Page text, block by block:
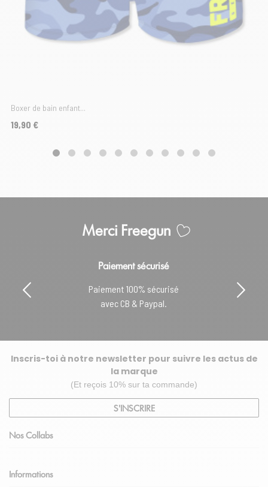
Boxer de bain enfant...
Prix
19,90 €
Merci Freegun
Paiement sécurisé
Paiement 100% sécurisé
avec CB & Paypal.
Inscris-toi à notre newsletter pour suivre les actus de
la marque
(Et reçois 10% sur ta commande)
S'INSCRIRE
Nos Collabs
Informations